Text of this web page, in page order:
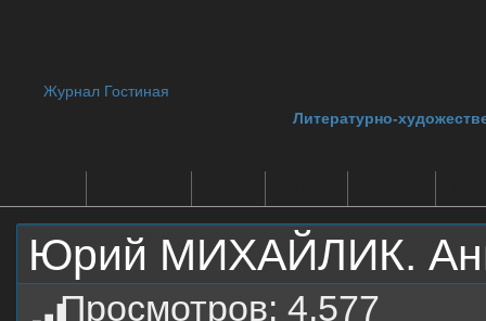
Журнал Гостиная
Литературно-
Юрий МИХАЙЛИК.
Просмотров: 4,577